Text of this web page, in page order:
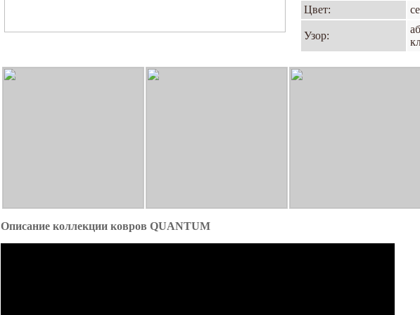
Цвет:
Узор:
Описание коллекции ковров QUANTUM